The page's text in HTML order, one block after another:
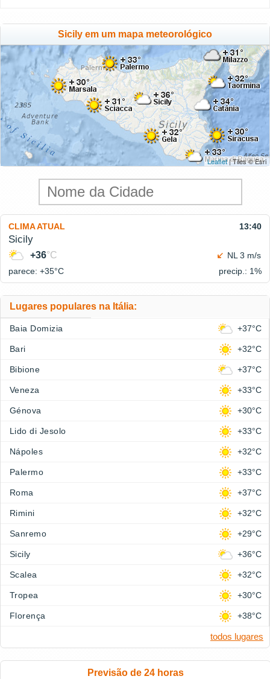
Sicily em um mapa meteorológico
Leaflet| Tiles © Esri
CLIMA ATUAL 13:40
Sicily
+36°C
NL 3 m/s
parece: +35°C precip.: 1%
Lugares populares na Itália:
Baia Domizia +37°C
Bari +32°C
Bibione +37°C
Veneza +33°C
Génova +30°C
Lido di Jesolo +33°C
Nápoles +32°C
Palermo +33°C
Roma +37°C
Rimini +32°C
Sanremo +29°C
Sicily +36°C
Scalea +32°C
Tropea +30°C
Florença +38°C
todos lugares
Previsão de 24 horas